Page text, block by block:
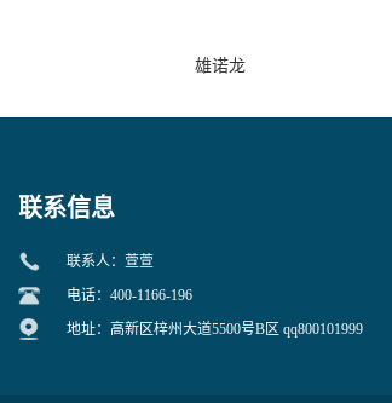
雄诺龙
联系信息
联系人：萱萱
电话：400-1166-196
地址：高新区梓州大道5500号B区 qq800101999